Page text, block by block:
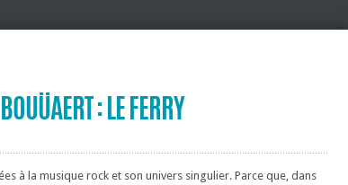
: LE FERRY
à la musique rock et son univers singulier. Parce que, dans